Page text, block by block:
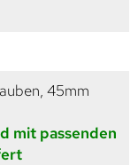
45mm
mit passenden